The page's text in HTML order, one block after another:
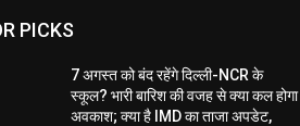
PICKS
7 अगस्त को बंद रहेंगे दिल्ली-NCR के
स्कूल? भारी बारिश की वजह से क्या कल होगा
अवकाश; क्या है IMD का ताजा अपडेट,